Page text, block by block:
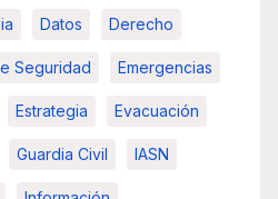
Datos Derecho
Seguridad Emergencias
Estrategia Evacuación
Guardia Civil IASN